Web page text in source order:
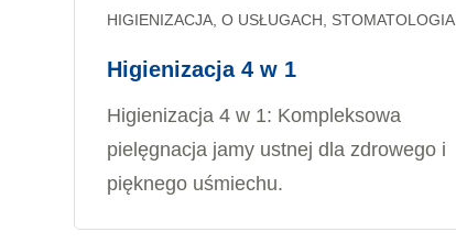
HIGIENIZACJA, O USŁUGACH, STOMATOLOGIA
Higienizacja 4 w 1
Higienizacja 4 w 1: Kompleksowa
pielęgnacja jamy ustnej dla zdrowego i
pięknego uśmiechu.